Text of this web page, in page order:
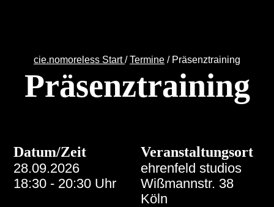
cie.nomoreless Start/Termine / Präsenztraining
Präsenztraining
Datum/Zeit
28.09.2026
18:30 - 20:30 Uhr
Veranstaltungsort
ehrenfeld studios
Wißmannstr. 38
Köln